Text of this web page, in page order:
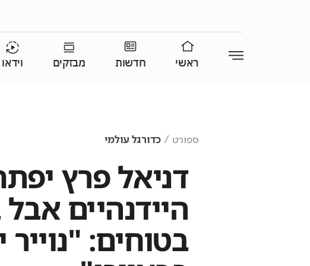
ראשי חדשות מבזקים וידאו
ספורט כדורגל עולמי
דניאל פרץ
היידנהיים
בטוחים: "נוייר